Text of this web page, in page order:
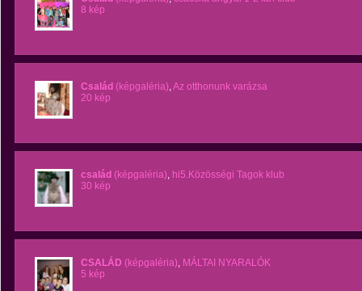
8 kép
Család (képgaléria),Az otthonunk varázsa
20 kép
család (képgaléria), hi5.Közösségi Tagok klub
30 kép
CSALÁD (képgaléria), MÁLTAI NYARALÓK
5 kép